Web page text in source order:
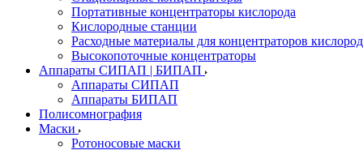
Портативные концентраторы кислорода
Кислородные станции
Расходные материалы для концентраторов
Высокопоточные концентраторы
Аппараты СИПАП | БИПАП
Аппараты СИПАП
Аппараты БИПАП
Полисомнография
Маски
Ротоносовые маски